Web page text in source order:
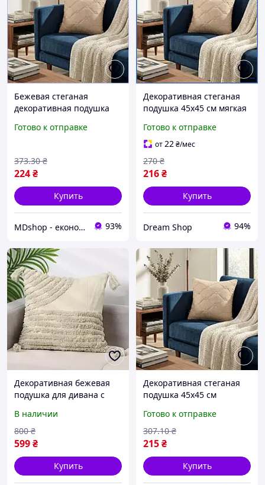
Бежевая стеганая
декоративная подушка
гипоаллергенная для
дивана МШоп1
Готово к отправке
224₴
373.30 ₴
Купить
MDshop - економія поруч 93%
Декоративная стеганая
подушка 45х45 см мягкая
дивана кровати гостиной
детской шоп1
Готово к отправке
от22₴/мес
216₴
270 ₴
Купить
Dream Shop 94%
Декоративная бежевая
подушка для дивана с
мягкими кистями 45 х 45
см (60070/52)
В наличии
599₴
800 ₴
Купить
Декоративная стеганая
подушка 45х45 см
подушка для дивана
кровати гостиной детской
Готово к отправке
215₴
307.10 ₴
Купить